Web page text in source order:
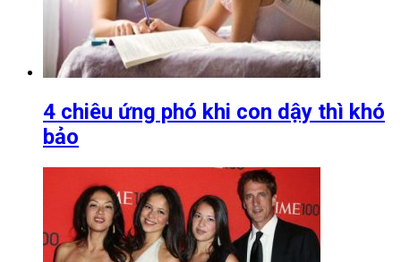
4 chiêu ứng phó khi con dậy thì khó
bảo